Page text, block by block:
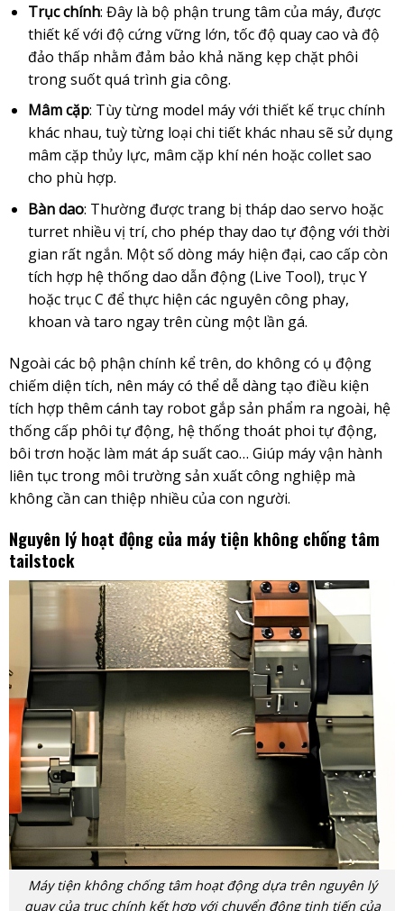
Trục chính: Đây là bộ phận trung tâm của máy, được
thiết kế với độ cứng vững lớn, tốc độ quay cao và độ
đảo thấp nhằm đảm bảo khả năng kẹp chặt phôi
trong suốt quá trình gia công.
Mâm cặp: Tùy từng model máy với thiết kế trục chính
khác nhau, tuỳ từng loại chi tiết khác nhau sẽ sử dụng
mâm cặp thủy lực, mâm cặp khí nén hoặc collet sao
cho phù hợp.
Bàn dao: Thường được trang bị tháp dao servo hoặc
turret nhiều vị trí, cho phép thay dao tự động với thời
gian rất ngắn. Một số dòng máy hiện đại, cao cấp còn
tích hợp hệ thống dao dẫn động (Live Tool), trục Y
hoặc trục C để thực hiện các nguyên công phay,
khoan và taro ngay trên cùng một lần gá.
Ngoài các bộ phận chính kể trên, do không có ụ động
chiếm diện tích, nên máy có thể dễ dàng tạo điều kiện
tích hợp thêm cánh tay robot gắp sản phẩm ra ngoài, hệ
thống cấp phôi tự động, hệ thống thoát phoi tự động,
bôi trơn hoặc làm mát áp suất cao… Giúp máy vận hành
liên tục trong môi trường sản xuất công nghiệp mà
không cần can thiệp nhiều của con người.
Nguyên lý hoạt động của máy tiện không chống tâm
tailstock
Máy tiện không chống tâm hoạt động dựa trên nguyên lý
quay của trục chính kết hợp với chuyển động tịnh tiến của